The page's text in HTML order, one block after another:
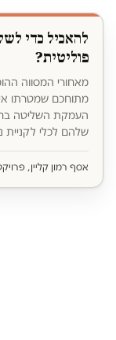
להאכיל כדי
פוליטית?
מאחורי המסווה
מתוחכם שמטרתו
העמקת השליטה
שלהם לכלי לקניית
אסף רמון קליין,